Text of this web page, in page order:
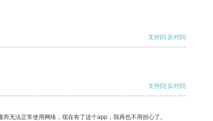
支持[0] 反对[0]
支持[0] 反对[0]
无法正常使用网络，现在有了这个app，我再也不用担心了。